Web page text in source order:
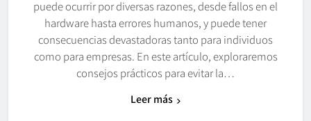
puede ocurrir por diversas razones, desde fallos en el
hardware hasta errores humanos, y puede tener
consecuencias devastadoras tanto para individuos
como para empresas. En este artículo, exploraremos
consejos prácticos para evitar la…
Leer más